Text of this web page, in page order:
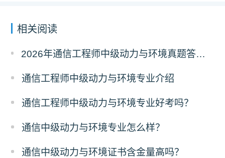
相关阅读
2026年通信工程师中级动力与环境真题答案解析（考后更新）
通信工程师中级动力与环境专业介绍
通信工程师中级动力与环境专业好考吗？
通信中级动力与环境专业怎么样？
通信中级动力与环境证书含金量高吗？